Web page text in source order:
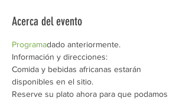
Acerca del evento
Programadado anteriormente.
Información y direcciones:
Comida y bebidas africanas estarán
disponibles en el sitio.
Reserve su plato ahora para que podamos